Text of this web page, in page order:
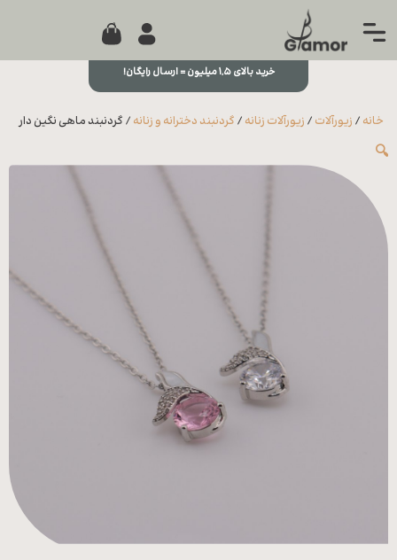
جستجو...
مجله
تماس
با ما
0
خرید بالای ۱,۵ میلیون = ارسال رایگان!
خانه / زیورآلات / زیورآلات زنانه / گردنبند دخترانه و زنانه / گردنبند ماهی نگین دار
🔍